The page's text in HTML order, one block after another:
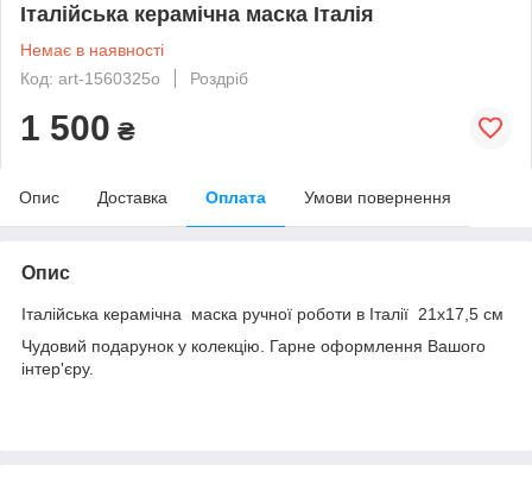
Італійська керамічна маска Італія
Немає в наявності
Код: art-1560325о
Роздріб
1 500 ₴
Опис Доставка Оплата Умови повернення
Опис
Італійська керамічна маска ручної роботи в Італії 21х17,5 см
Чудовий подарунок у колекцію. Гарне оформлення Вашого
інтер'єру.